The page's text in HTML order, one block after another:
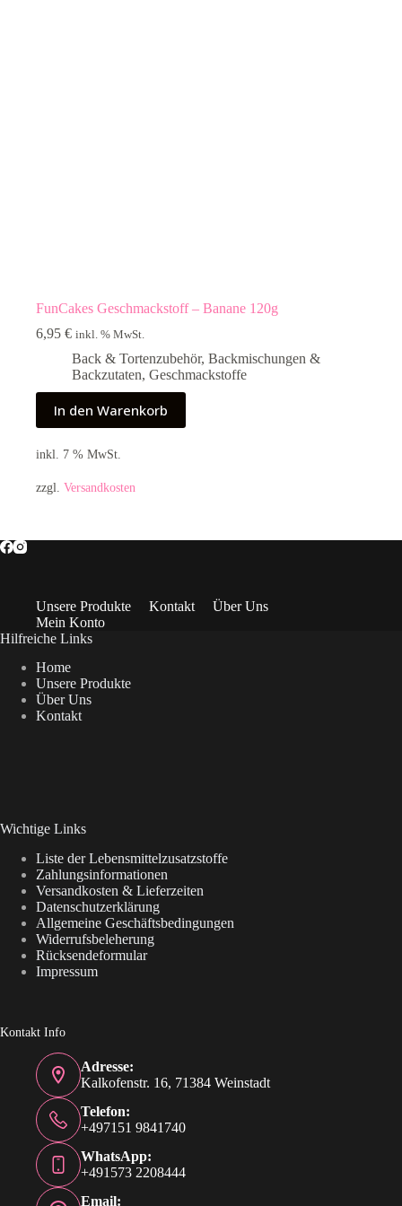
FunCakes Geschmackstoff – Banane 120g
6,95 € inkl. % MwSt.
Back & Tortenzubehör, Backmischungen &
Backzutaten, Geschmackstoffe
In den Warenkorb
inkl. 7 % MwSt.
zzgl. Versandkosten
Unsere Produkte Kontakt
Über Uns
Mein Konto
Hilfreiche Links
Home
Unsere Produkte
Über Uns
Kontakt
Wichtige Links
Liste der Lebensmittelzusatzstoffe
Zahlungsinformationen
Versandkosten & Lieferzeiten
Datenschutzerklärung
Allgemeine Geschäftsbedingungen
Widerrufsbeleherung
Rücksendeformular
Impressum
Kontakt Info
Adresse:
Kalkofenstr. 16, 71384 Weinstadt
Telefon:
+497151 9841740
WhatsApp:
+491573 2208444
Email: